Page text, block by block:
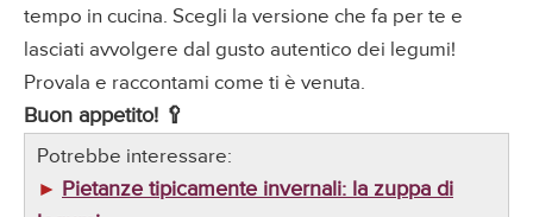
tempo in cucina. Scegli la versione che fa per te e
lasciati avvolgere dal gusto autentico dei legumi!
Provala e raccontami come ti è venuta.
Buon appetito! 🥄
Potrebbe interessare:
► Pietanze tipicamente invernali: la zuppa di